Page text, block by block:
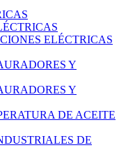
ELÉCTRICAS
Y
Y
DE ACEITE
DE